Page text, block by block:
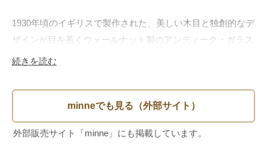
1930年頃のイギリスで製作された、美しい木目と独創的なデ
ザインが目を惹くウォールナット製のアンティーク・ガラス
キャビネット（飾り棚）です。
らかな印象のクロス張り仕様。大切なコレクションを優しく
上品に引き立ててくれます。両サイドのガラス扉を開くと、
背面にはエレガントな幾何学模様の絵柄が入ったミラーとガ
ラス棚が備わっています。光を幾重にも反射し、ディスプレ
続きを読む